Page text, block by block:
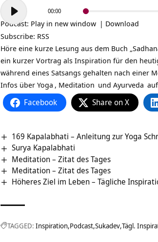
Audio-
Player
00:00
Podcast: Play in new window | Download
Subscribe: RSS
Höre eine kurze Lesung aus dem Buch
ein kurzer Vortrag als Inspiration für den
während eines Satsangs gehalten nach einer
Infos über Yoga , Meditation und Ayurveda auf
Facebook Share on X
169 Kapalabhati – Anleitung zur Yoga
Surya Kapalabhati
Meditation – Zitat des Tages
Meditation – Zitat des Tages
Höheres Ziel im Leben – Tägliche
TAGGED: Inspiration Podcast Sukadev Tägl.